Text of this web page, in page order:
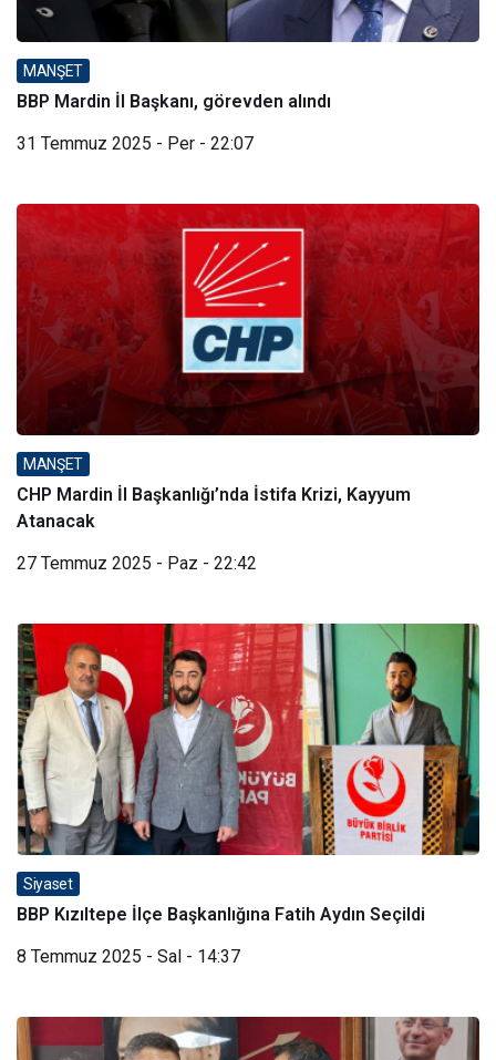
MANŞET
BBP Mardin İl Başkanı, görevden alındı
31 Temmuz 2025 - Per - 22:07
MANŞET
CHP Mardin İl Başkanlığı’nda İstifa Krizi, Kayyum
Atanacak
27 Temmuz 2025 - Paz - 22:42
Siyaset
BBP Kızıltepe İlçe Başkanlığına Fatih Aydın Seçildi
8 Temmuz 2025 - Sal - 14:37